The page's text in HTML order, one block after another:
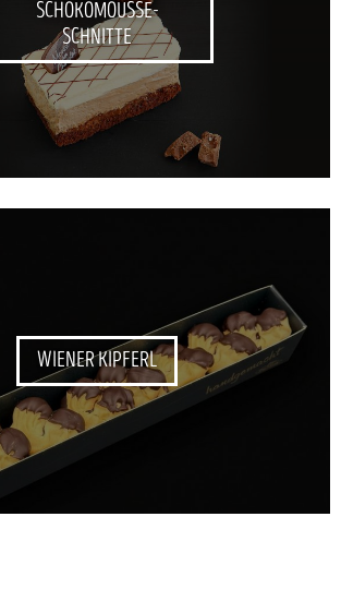
SCHOKOMOUSSE-
SCHNITTE
WIENER KIPFERL